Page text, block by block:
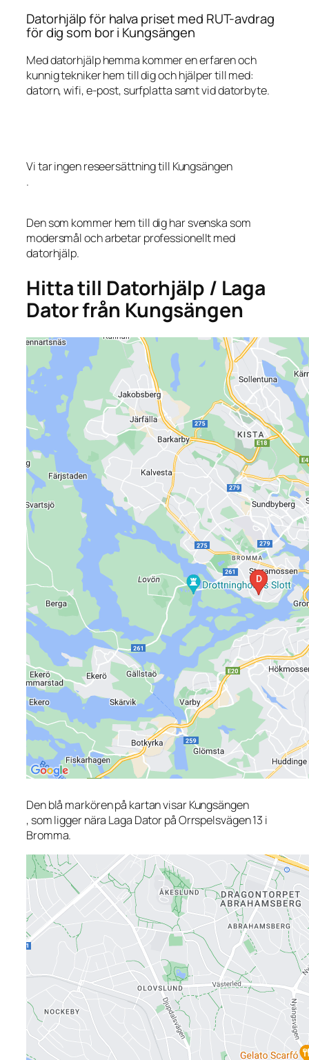
Datorhjälp för halva priset med RUT-avdrag
för dig som bor i Kungsängen
Med datorhjälp hemma kommer en erfaren och
kunnig tekniker hem till dig och hjälper till med:
datorn, wifi, e-post, surfplatta samt vid datorbyte.
Vi tar ingen reseersättning till Kungsängen
.
Den som kommer hem till dig har svenska som
modersmål och arbetar professionellt med
datorhjälp.
Hitta till Datorhjälp / Laga
Dator från Kungsängen
Den blå markören på kartan visar Kungsängen
, som ligger nära Laga Dator på Orrspelsvägen 13 i
Bromma.